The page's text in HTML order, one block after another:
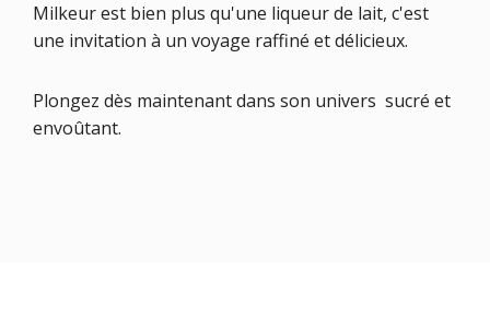
Milkeur est bien plus qu'une liqueur de lait, c'est
une invitation à un voyage raffiné et délicieux.
Plongez dès maintenant dans son univers sucré et
envoûtant.